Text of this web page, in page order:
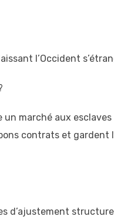
l’Occident
marché aux
contrats et
d’ajustement